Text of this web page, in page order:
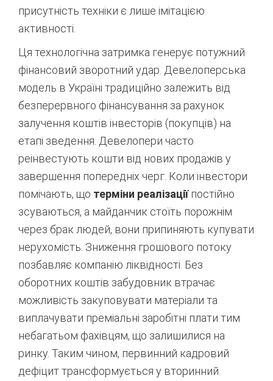
присутність техніки є лише імітацією
активності
Ця технологічна затримка генерує потужний
фінансовий зворотний удар. Девелоперська
модель в Україні традиційно залежить від
безперервного фінансування за рахунок
залучення коштів інвесторів (покупців) на
етапі зведення. Девелопери часто
реінвестують кошти від нових продажів у
завершення попередніх черг . Коли інвестори
помічають, що терміни реалізаціїпостійно
зсуваються, а майданчик стоїть порожнім
через брак людей, вони припиняють купувати
нерухомість. Зниження грошового потоку
позбавляє компанію ліквідності. Без
оборотних коштів забудовник втрачає
можливість закуповувати матеріали та
виплачувати преміальні заробітні плати тим
небагатьом фахівцям, що залишилися на
ринку. Таким чином, первинний кадровий
дефіцит трансформується у вторинний